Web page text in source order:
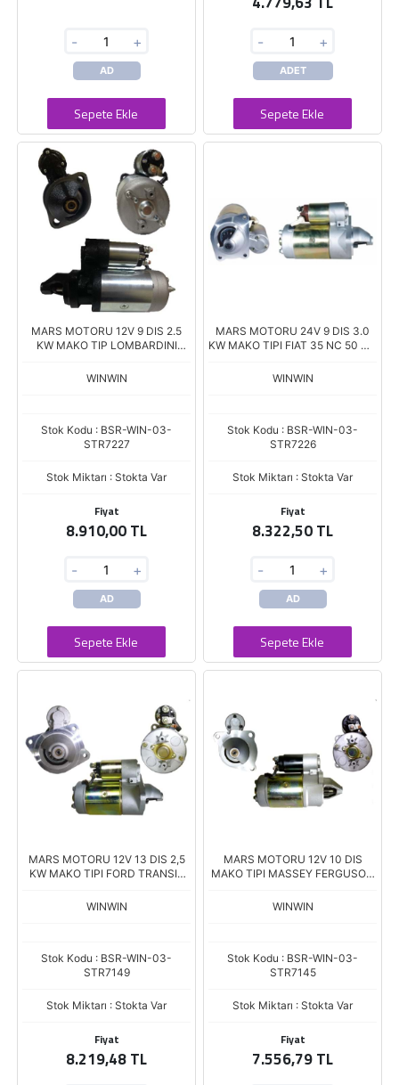
- +
AD
Sepete Ekle
- +
ADET
Sepete Ekle
MARS MOTORU 12V 9 DIS 2.5
KW MAKO TIP LOMBARDINI
TERS DONUS
WINWIN
Stok Kodu : BSR-WIN-03-
STR7227
Stok Miktarı : Stokta Var
Fiyat
8.910,00 TL
- +
AD
Sepete Ekle
MARS MOTORU 24V 9 DIS 3.0
KW MAKO TIPI FIAT 35 NC 50 NC
WINWIN
Stok Kodu : BSR-WIN-03-
STR7226
Stok Miktarı : Stokta Var
Fiyat
8.322,50 TL
- +
AD
Sepete Ekle
MARS MOTORU 12V 13 DIS 2,5
KW MAKO TIPI FORD TRANSIT
STR-4660
WINWIN
Stok Kodu : BSR-WIN-03-
STR7149
Stok Miktarı : Stokta Var
Fiyat
8.219,48 TL
MARS MOTORU 12V 10 DIS
MAKO TIPI MASSEY FERGUSON
WINWIN
Stok Kodu : BSR-WIN-03-
STR7145
Stok Miktarı : Stokta Var
Fiyat
7.556,79 TL